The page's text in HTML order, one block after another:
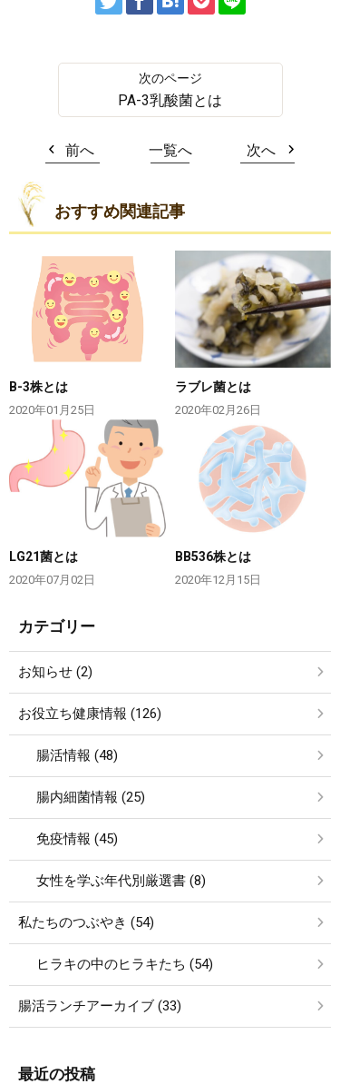
PA-3乳酸菌とは
前へ 一覧へ 次へ
おすすめ関連記事
B-3株とは
2020年01月25日
ラブレ菌とは
2020年02月26日
LG21菌とは
2020年07月02日
BB536株とは
2020年12月15日
カテゴリー
お知らせ (2)
お役立ち健康情報 (126)
腸活情報 (48)
腸内細菌情報 (25)
免疫情報 (45)
女性を学ぶ年代別厳選書 (8)
私たちのつぶやき (54)
ヒラキの中のヒラキたち (54)
腸活ランチアーカイブ (33)
最近の投稿